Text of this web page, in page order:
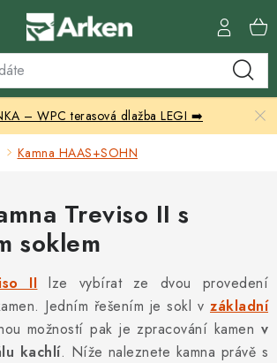
– WPC terasová dlažba LEGI ➡️
Kamna HAAS+SOHN
Treviso II s
soklem
II lze vybírat ze dvou provedení
Jedním řešením je sokl v základní
možností pak je zpracování kamen v
kachlí. Níže naleznete kamna právě s